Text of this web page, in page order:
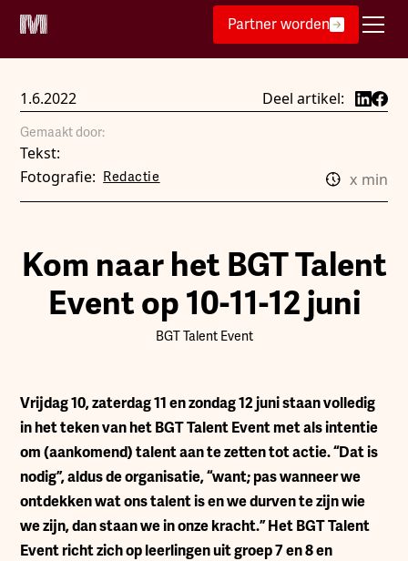
Partner worden
1.6.2022 Deel artikel:
Gemaakt door:
Tekst:
Fotografie:
Redactie x min
Kom naar het BGT Talent
Event op 10-11-12 juni
BGT Talent Event
Vrijdag 10, zaterdag 11 en zondag 12 juni staan volledig
in het teken van het BGT Talent Event met als intentie
om (aankomend) talent aan te zetten tot actie. “Dat is
nodig”, aldus de organisatie, “want; pas wanneer we
ontdekken wat ons talent is en we durven te zijn wie
we zijn, dan staan we in onze kracht.” Het BGT Talent
Event richt zich op leerlingen uit groep 7 en 8 en